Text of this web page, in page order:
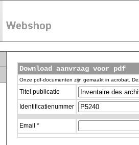
Download aanvraag voor pdf
Onze pdf-documenten zijn gemaakt in acrobat.
Titel publicatie
Identificatienummer
Email *